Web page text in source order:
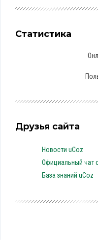
Статистика
Друзья сайта
Новости uCoz
Официальный чат
База знаний uCoz